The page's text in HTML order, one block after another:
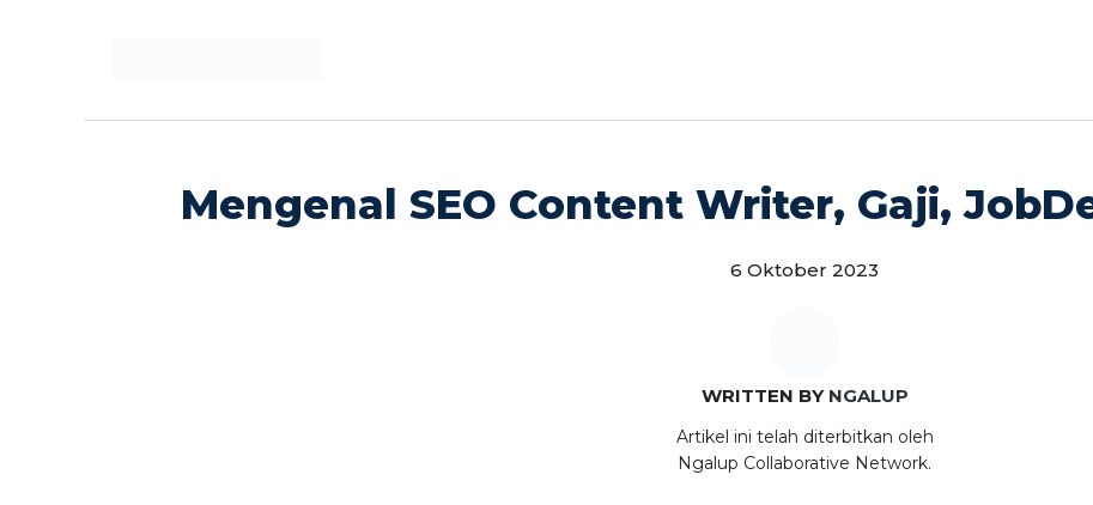
Mengenal SEO Content Writer, Gaji,
6 Oktober 2023
WRITTEN BY NGALUP
Artikel ini telah diterbitkan oleh
Ngalup Collaborative Network.